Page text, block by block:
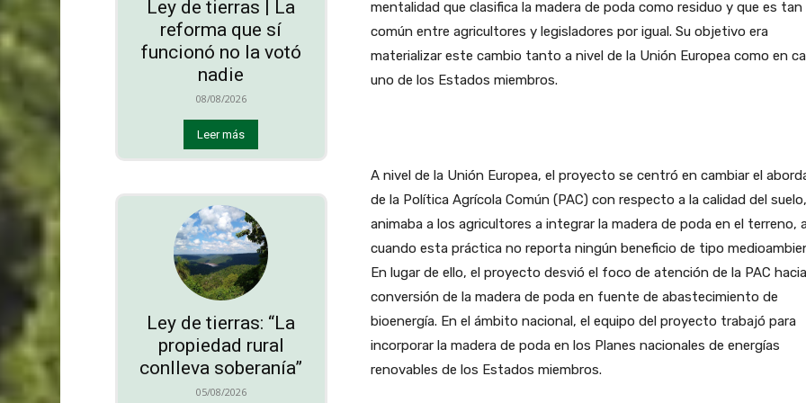
Ley de tierras | La
reforma que sí
funcionó no la votó
nadie
08/08/2026
Leer más
Ley de tierras: “La
propiedad rural
conlleva soberanía”
05/08/2026
mentalidad que clasifica la madera de poda como residuo y que es tan
común entre agricultores y legisladores por igual. Su objetivo era
materializar este cambio tanto a nivel de la Unión Europea como en
uno de los Estados miembros.
A nivel de la Unión Europea, el proyecto se centró en cambiar el
de la Política Agrícola Común (PAC) con respecto a la calidad del
animaba a los agricultores a integrar la madera de poda en el terreno,
cuando esta práctica no reporta ningún beneficio de tipo
En lugar de ello, el proyecto desvió el foco de atención de la PAC
conversión de la madera de poda en fuente de abastecimiento de
bioenergía. En el ámbito nacional, el equipo del proyecto trabajó para
incorporar la madera de poda en los Planes nacionales de energías
renovables de los Estados miembros.